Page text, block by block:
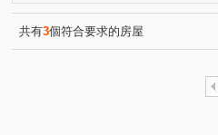
共有3個符合要求的房屋